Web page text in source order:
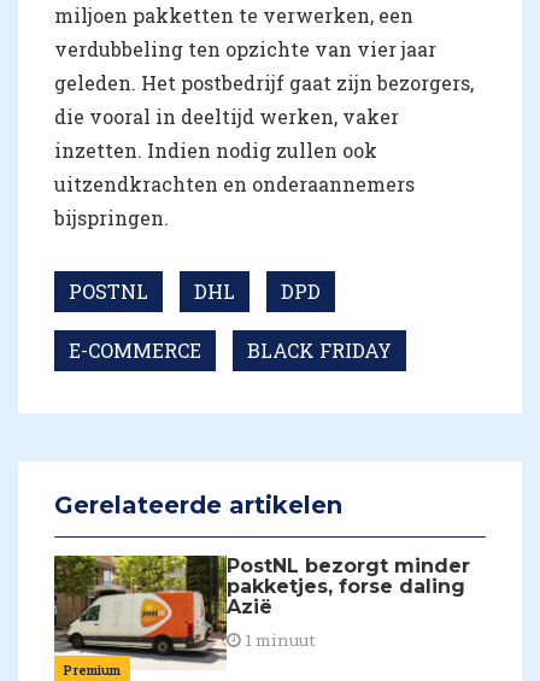
miljoen pakketten te verwerken, een
verdubbeling ten opzichte van vier jaar
geleden. Het postbedrijf gaat zijn bezorgers,
die vooral in deeltijd werken, vaker
inzetten. Indien nodig zullen ook
uitzendkrachten en onderaannemers
bijspringen.
POSTNL DHL DPD
E-COMMERCE BLACK FRIDAY
Gerelateerde artikelen
Premium
PostNL bezorgt minder
pakketjes, forse daling
Azië
1 minuut